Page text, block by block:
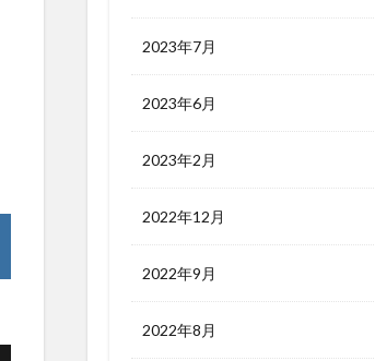
2023年7月
2023年6月
2023年2月
2022年12月
2022年9月
2022年8月